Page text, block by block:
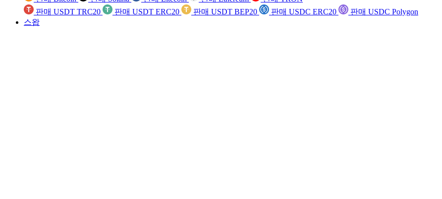
판매 USDT TRC20
판매 USDT ERC20 판매 USDT BEP20 판매 USDC ERC20
판매 USDC Polygon
스왑